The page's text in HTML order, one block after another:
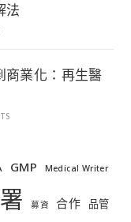
法
商業化：再生醫
GMP Medical Writer
募資 合作 品管